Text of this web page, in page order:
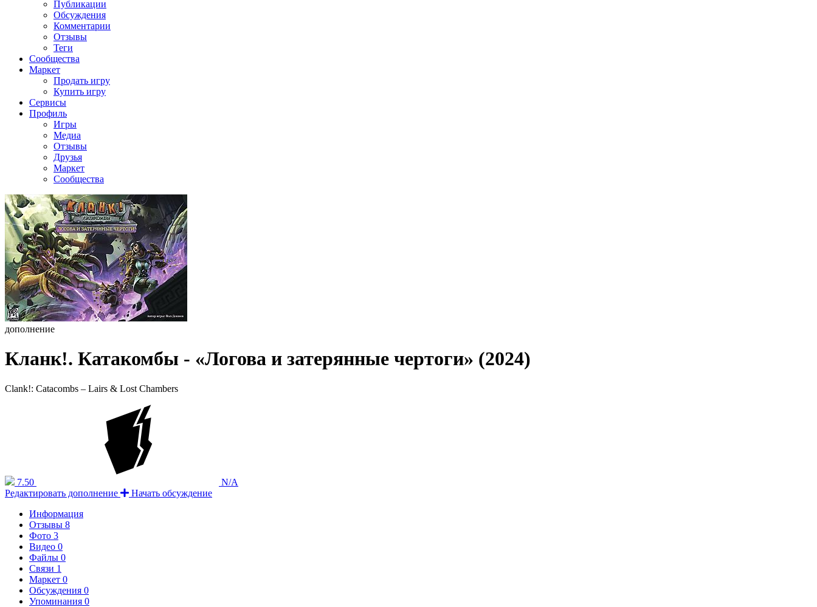
Публикации
Обсуждения
Комментарии
Отзывы
Теги
Сообщества
Маркет
Продать игру
Купить игру
Сервисы
Профиль
Игры
Медиа
Отзывы
Друзья
Маркет
Сообщества
дополнение
Кланк!. Катакомбы - «Логова и затерянные чертоги» (2024)
Clank!: Catacombs – Lairs & Lost Chambers
7.50
N/A
Редактировать дополнение
Начать обсуждение
Информация
Отзывы 8
Фото 3
Видео 0
Файлы 0
Связи 1
Маркет 0
Обсуждения 0
Упоминания 0